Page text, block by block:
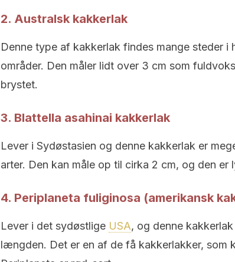
2. Australsk kakkerlak
Denne type af kakkerlak findes mange steder
områder. Den måler lidt over 3 cm som
brystet.
3. Blattella asahinai kakkerlak
Lever i Sydøstasien og denne kakkerlak er
arter. Den kan måle op til cirka 2 cm, og den er
4. Periplaneta fuliginosa (amerikansk
Lever i det sydøstlige USA, og denne
længden. Det er en af de få kakkerlakker, som